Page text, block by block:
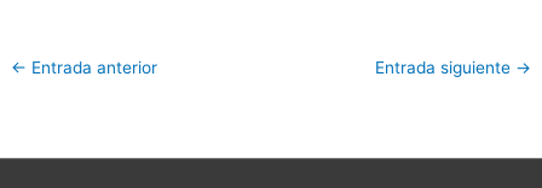
← Entrada anterior Entrada siguiente →